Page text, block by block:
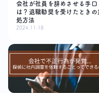
会社が社員を辞めさせる手口
は？退職勧奨を受けたときの
処方法
2024.11.18